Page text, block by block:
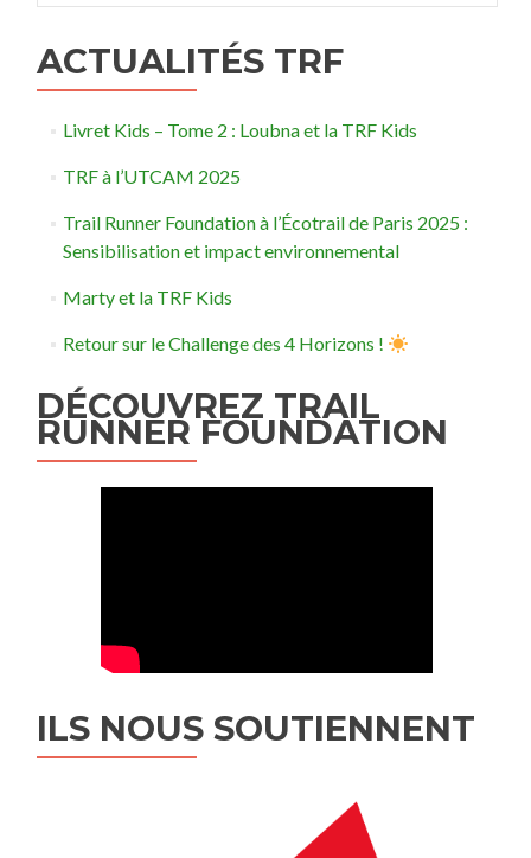
ACTUALITÉS TRF
Livret Kids – Tome 2 : Loubna et la TRF Kids
TRF à l’UTCAM 2025
Trail Runner Foundation à l’Écotrail de Paris 2025 :
Sensibilisation et impact environnemental
Marty et la TRF Kids
Retour sur le Challenge des 4 Horizons !
DÉCOUVREZ TRAIL
RUNNER FOUNDATION
ILS NOUS SOUTIENNENT